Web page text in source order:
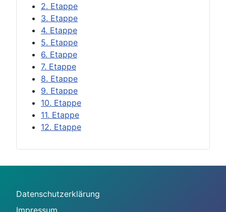
2. Etappe
3. Etappe
4. Etappe
5. Etappe
6. Etappe
7. Etappe
8. Etappe
9. Etappe
10. Etappe
11. Etappe
12. Etappe
Datenschutzerklärung
Impressum